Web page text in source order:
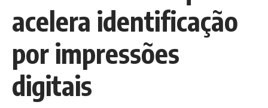
acelera identificação
por impressões
digitais